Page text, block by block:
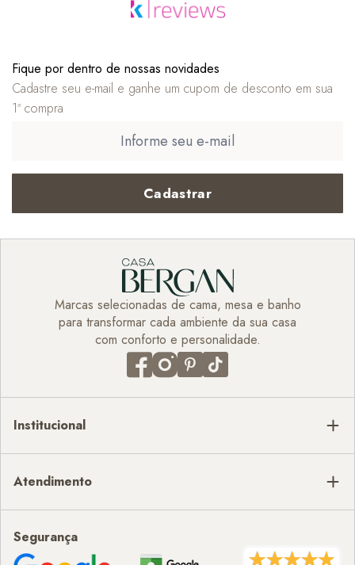
Fique por dentro de nossas novidades
Cadastre seu e-mail e ganhe um cupom de desconto em sua
1ª compra
Cadastrar
Marcas selecionadas de cama, mesa e banho
para transformar cada ambiente da sua casa
com conforto e personalidade.
Institucional
Atendimento
Segurança